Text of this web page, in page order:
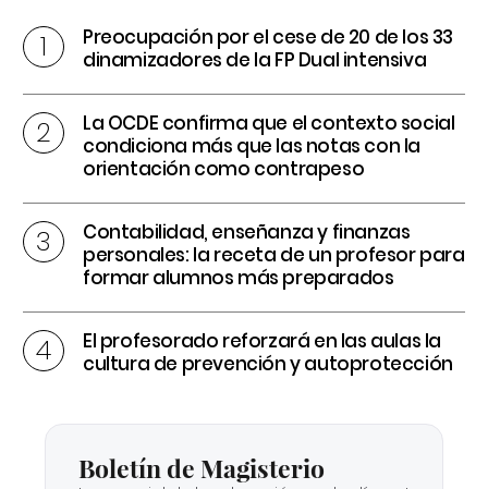
Preocupación por el cese de 20 de los 33
dinamizadores de la FP Dual intensiva
La OCDE confirma que el contexto social
condiciona más que las notas con la
orientación como contrapeso
Contabilidad, enseñanza y finanzas
personales: la receta de un profesor para
formar alumnos más preparados
El profesorado reforzará en las aulas la
cultura de prevención y autoprotección
Boletín de Magisterio